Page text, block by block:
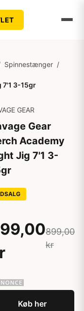
Spinnestænger /
7'1 3-15gr
GEAR
Gear
Academy
Jig 7'1 3-
899,00
kr
Køb her